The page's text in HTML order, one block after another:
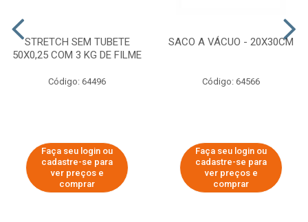
STRETCH SEM TUBETE
50X0,25 COM 3 KG DE FILME
Código: 64496
Faça seu login ou
cadastre-se para
ver preços e
comprar
SACO A VÁCUO - 20X30CM
Código: 64566
Faça seu login ou
cadastre-se para
ver preços e
comprar